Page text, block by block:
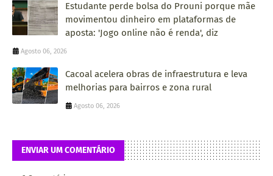
Estudante perde bolsa do Prouni porque mãe
movimentou dinheiro em plataformas de
aposta: 'Jogo online não é renda', diz
Agosto 06, 2026
Cacoal acelera obras de infraestrutura e leva
melhorias para bairros e zona rural
Agosto 06, 2026
ENVIAR UM COMENTÁRIO